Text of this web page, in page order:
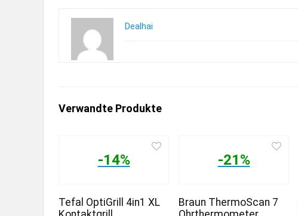
Dealhai
Verwandte Produkte
-14%
Tefal OptiGrill 4in1 XL
-21%
Braun ThermoScan 7